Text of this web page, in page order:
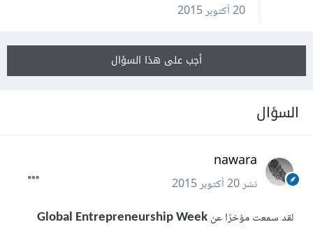
20 أكتوبر 2015
أجب على هذا السؤال
السؤال
nawara
نشر20 أكتوبر 2015
لقد سمعت مؤخرًا عن Global Entrepreneurship Week